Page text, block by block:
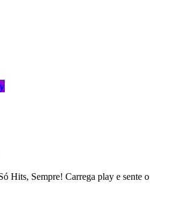
Hits, Sempre! Carrega play e sente o